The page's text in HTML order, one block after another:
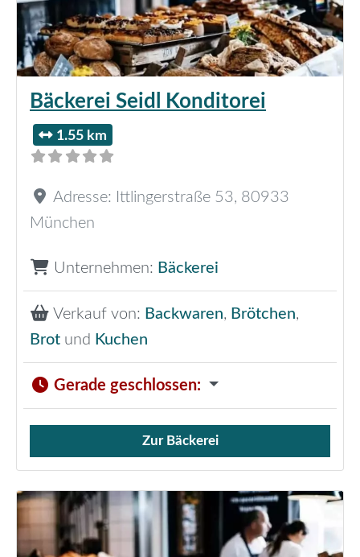
Bäckerei Seidl Konditorei
1.55 km
Adresse: Ittlingerstraße 53, 80933
München
Unternehmen: Bäckerei
Verkauf von: Backwaren, Brötchen,
Brot und Kuchen
Gerade geschlossen:
Verkauf von Brötchen,
Zur Bäckerei